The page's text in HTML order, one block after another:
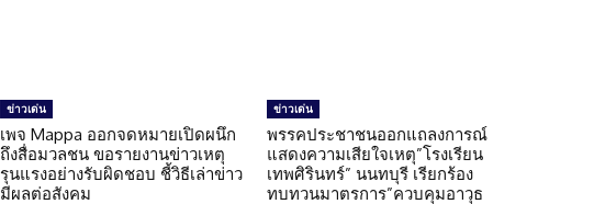
ข่าวเด่น
เพจ Mappa ออกจดหมายเปิดผนึก
ถึงสื่อมวลชน ขอรายงานข่าวเหตุ
รุนแรงอย่างรับผิดชอบ ชี้วิธีเล่าข่าว
มีผลต่อสังคม
ข่าวเด่น
พรรคประชาชนออกแถลงการณ์
แสดงความเสียใจเหตุ”โรงเรียน
เทพศิรินทร์” นนทบุรี เรียกร้อง
ทบทวนมาตรการ”ควบคุมอาวุธ